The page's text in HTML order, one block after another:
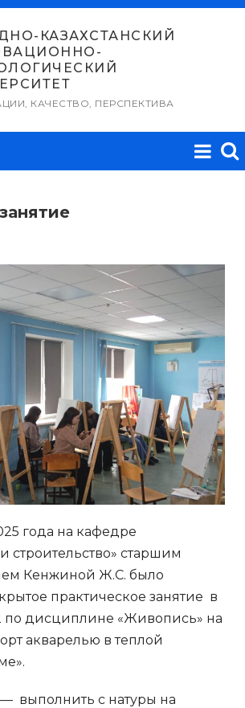
КАЗАХСТАНСКИЙ
КАЧЕСТВО, ПЕРСПЕКТИВА
года на кафедре
строительство» старшим
Кенжиной Ж.С. было
практическое занятие в
по дисциплине «Живопись» на
акварелью в теплой
выполнить с натуры на